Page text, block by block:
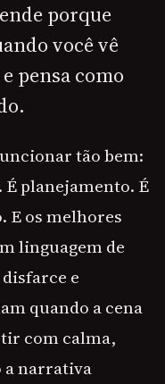
porque
você vê
pensa como
tão bem:
É planejamento. É
E os melhores
linguagem de
e
quando a cena
com calma,
a narrativa